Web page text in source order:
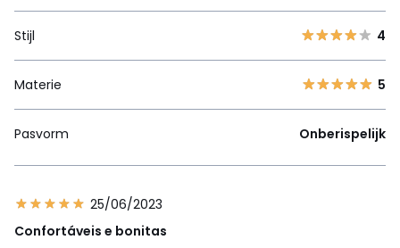
Stijl 4
Materie 5
Pasvorm Onberispelijk
25/06/2023
Confortáveis e bonitas